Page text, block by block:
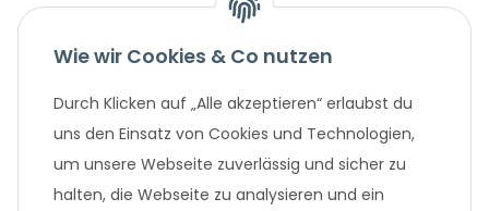
Unternehmen
Beliebte Angebote
Wie wir Cookies & Co nutzen
Durch Klicken auf „Alle akzeptieren“ erlaubst du
uns den Einsatz von Cookies und Technologien,
um unsere Webseite zuverlässig und sicher zu
halten, die Webseite zu analysieren und ein